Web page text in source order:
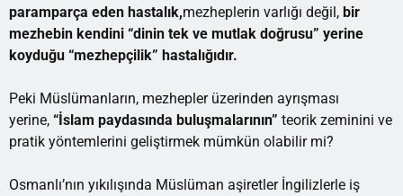
paramparça eden hastalık,mezheplerin varlığı değil, bir
mezhebin kendini “dinin tek ve mutlak doğrusu” yerine
koyduğu “mezhepçilik” hastalığıdır.
Peki Müslümanların, mezhepler üzerinden ayrışması
yerine, “İslam paydasında buluşmalarının” teorik zeminini ve
pratik yöntemlerini geliştirmek mümkün olabilir mi?
Osmanlı’nın yıkılışında Müslüman aşiretler İngilizlerle iş